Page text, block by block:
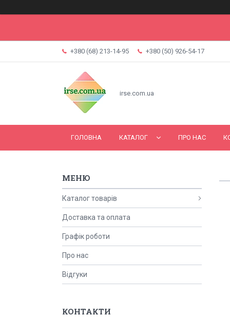
+380 (68) 213-14-95 +380 (50) 926-54-17
irse.com.ua
ГОЛОВНА КАТАЛОГ ПРО НАС
Каталог товарів
Доставка та оплата
Графік роботи
Про нас
Відгуки
КОНТАКТИ